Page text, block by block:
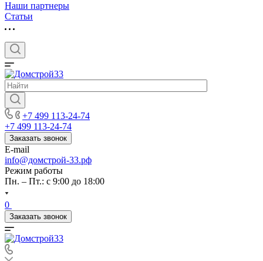
Наши партнеры
Статьи
+7 499 113-24-74
+7 499 113-24-74
Заказать звонок
E-mail
info@домстрой-33.рф
Режим работы
Пн. – Пт.: с 9:00 до 18:00
0
Заказать звонок